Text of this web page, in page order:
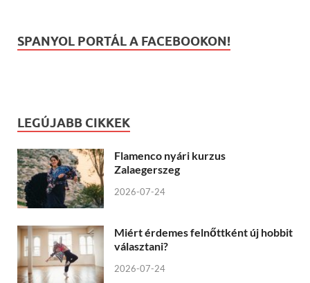
SPANYOL PORTÁL A FACEBOOKON!
LEGÚJABB CIKKEK
Flamenco nyári kurzus
Zalaegerszeg
2026-07-24
Miért érdemes felnőttként új hobbit
választani?
2026-07-24